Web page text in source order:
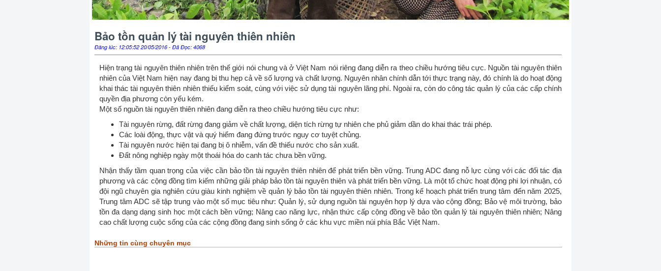
Bảo tồn quản lý tài nguyên thiên nhiên
Đăng lúc: 12:05:52 20/05/2016 - Đã Đọc: 4068
Hiện trạng tài nguyên thiên nhiên trên thế giới nói chung và ở Việt Nam nói riêng đang diễn ra theo chiều hướng tiêu cực. Nguồn tài nguyên thiên
nhiên của Việt Nam hiện nay đang bị thu hẹp cả về số lượng và chất lượng. Nguyên nhân chính dẫn tới thực trạng này, đó chính là do hoạt động
khai thác tài nguyên thiên nhiên thiếu kiểm soát, cùng với việc sử dụng tài nguyên lãng phí. Ngoài ra, còn do công tác quản lý của các cấp chính
quyền địa phương còn yếu kém.
Một số nguồn tài nguyên thiên nhiên đang diễn ra theo chiều hướng tiêu cực như:
Tài nguyên rừng, đất rừng đang giảm về chất lượng, diện tích rừng tự nhiên che phủ giảm dần do khai thác trái phép.
Các loài động, thực vật và quý hiếm đang đứng trước nguy cơ tuyệt chủng.
Tài nguyên nước hiện tại đang bị ô nhiễm, vấn đề thiếu nước cho sản xuất.
Đất nông nghiệp ngày một thoái hóa do canh tác chưa bền vững.
Nhận thấy tầm quan trọng của việc cần bảo tồn tài nguyên thiên nhiên để phát triển bền vững. Trung ADC đang nỗ lực cùng với các đối tác địa
phương và các cộng đồng tìm kiếm những giải pháp bảo tồn tài nguyên thiên và phát triển bền vững. Là một tổ chức hoạt động phi lợi nhuận, có
đội ngũ chuyên gia nghiên cứu giàu kinh nghiệm về quản lý bảo tồn tài nguyên thiên nhiên. Trong kế hoạch phát triển trung tâm đến năm 2025,
Trung tâm ADC sẽ tập trung vào một số mục tiêu như: Quản lý, sử dụng nguồn tài nguyên hợp lý dựa vào cộng đồng; Bảo vệ môi trường, bảo
tồn đa dạng dạng sinh học một cách bền vững; Nâng cao năng lực, nhận thức cấp cộng đồng về bảo tồn quản lý tài nguyên thiên nhiên; Nâng
cao chất lượng cuộc sống của các cộng đồng đang sinh sống ở các khu vực miền núi phía Bắc Việt Nam.
Những tin cùng chuyên mục